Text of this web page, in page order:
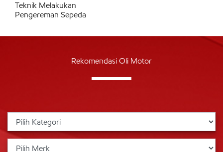
Teknik Melakukan
Pengereman Sepeda
Rekomendasi Oli Motor